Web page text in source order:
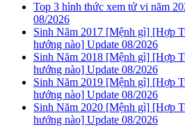
Top 3 hình thức xem tử vi năm
08/2026
Sinh Năm 2017 [Mệnh gì] [Hợp
hướng nào] Update 08/2026
Sinh Năm 2018 [Mệnh gì] [Hợp
hướng nào] Update 08/2026
Sinh Năm 2019 [Mệnh gì] [Hợp
hướng nào] Update 08/2026
Sinh Năm 2020 [Mệnh gì] [Hợp
hướng nào] Update 08/2026